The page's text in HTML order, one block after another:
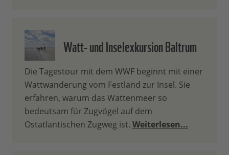
Watt- und Inselexkursion Baltrum
Die Tagestour mit dem WWF beginnt mit einer
Wattwanderung vom Festland zur Insel. Sie
erfahren, warum das Wattenmeer so
bedeutsam für Zugvögel auf dem
Ostatlantischen Zugweg ist. Weiterlesen...